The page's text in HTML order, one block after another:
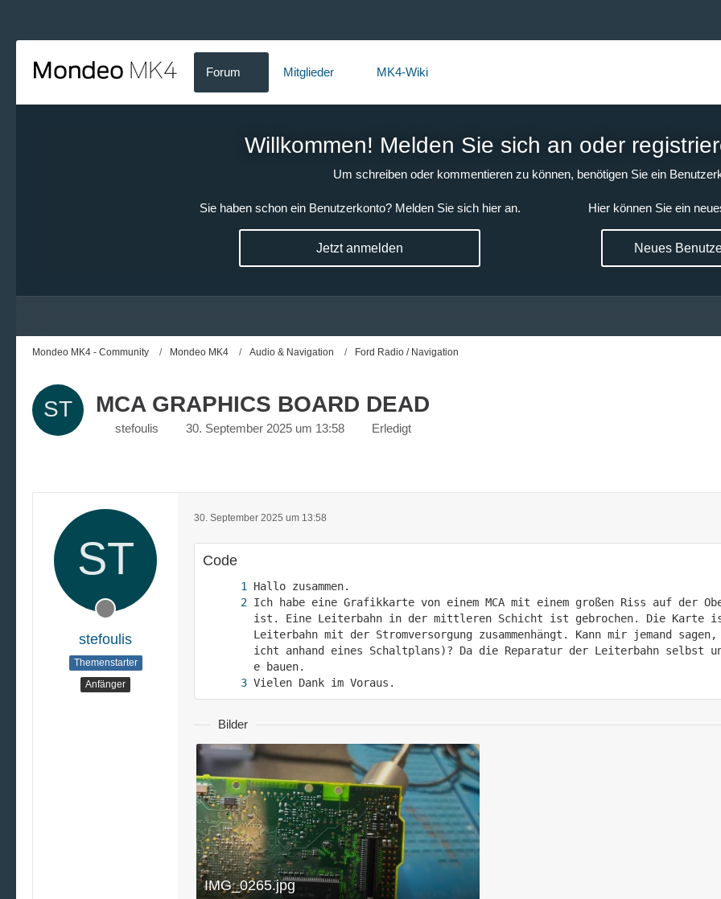
Forum Mitglieder MK4-Wiki
Willkommen! Melden Sie sich an oder
Um schreiben oder kommentieren zu können, benötigen Sie ein
Sie haben schon ein Benutzerkonto? Melden Sie sich hier an.
Jetzt anmelden
Hier können Sie ein
Neues
Mondeo MK4 - Community Mondeo MK4 Audio & Navigation Ford Radio / Navigation
MCA GRAPHICS BOARD DEAD
stefoulis 30. September 2025 um 13:58 Erledigt
stefoulis
Themenstarter
Anfänger
30. September 2025 um 13:58
Code
Ich habe eine Grafikkarte von einem MCA mit einem großen Riss auf der
ist. Eine Leiterbahn in der mittleren Schicht ist gebrochen. Die Karte
Leiterbahn mit der Stromversorgung zusammenhängt. Kann mir jemand
icht anhand eines Schaltplans)? Da die Reparatur der Leiterbahn selbst
Vielen Dank im Voraus.
Bilder
IMG_0265.jpg